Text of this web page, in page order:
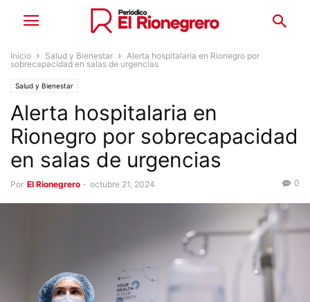
Inicio Salud y Bienestar
Alerta hospitalaria en Rionegro por
sobrecapacidad en salas de urgencias
Salud y Bienestar
Alerta hospitalaria en
Rionegro por sobrecapacidad
en salas de urgencias
Por El Rionegrero - octubre 21, 2024 0